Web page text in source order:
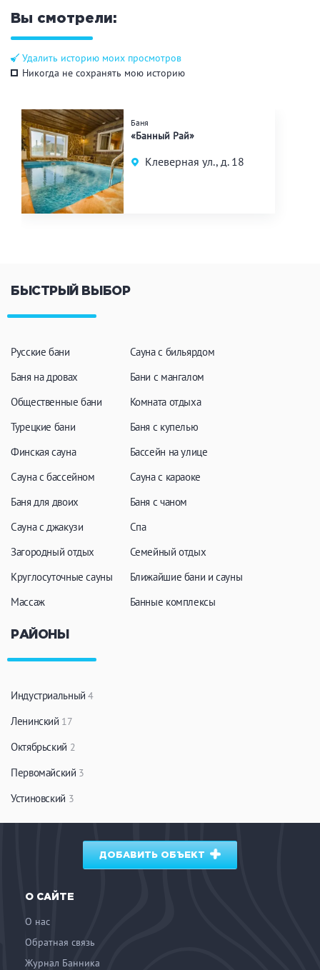
Вы смотрели:
Удалить историю моих просмотров
Никогда не сохранять мою историю
Баня
«Банный Рай»
Клеверная ул., д. 18
БЫСТРЫЙ ВЫБОР
Русские бани
Баня на дровах
Общественные бани
Турецкие бани
Финская сауна
Сауна с бассейном
Баня для двоих
Сауна с джакузи
Загородный отдых
Круглосуточные сауны
Массаж
Сауна с бильярдом
Бани с мангалом
Комната отдыха
Баня с купелью
Бассейн на улице
Сауна с караоке
Баня с чаном
Спа
Семейный отдых
Ближайшие бани и сауны
Банные комплексы
РАЙОНЫ
Индустриальный4
Ленинский 17
Октябрьский 2
Первомайский 3
Устиновский 3
ДОБАВИТЬ ОБЪЕКТ
О САЙТЕ
О нас
Обратная связь
Журнал Банника